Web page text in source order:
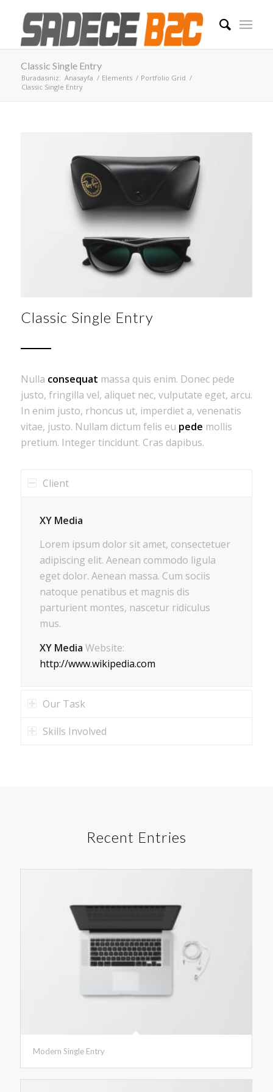
Classic Single Entry
Buradasınız: Anasayfa / Elements / Portfolio Grid /
Classic Single Entry
Classic Single Entry
Nulla consequat massa quis enim. Donec pede
justo, fringilla vel, aliquet nec, vulputate eget, arcu.
In enim justo, rhoncus ut, imperdiet a, venenatis
vitae, justo. Nullam dictum felis eu pede mollis
pretium. Integer tincidunt. Cras dapibus.
Client
XY Media
Lorem ipsum dolor sit amet, consectetuer
adipiscing elit. Aenean commodo ligula
eget dolor. Aenean massa. Cum sociis
natoque penatibus et magnis dis
parturient montes, nascetur ridiculus
mus.
XY Media Website:
http://www.wikipedia.com
Our Task
Skills Involved
Recent Entries
Modern Single Entry